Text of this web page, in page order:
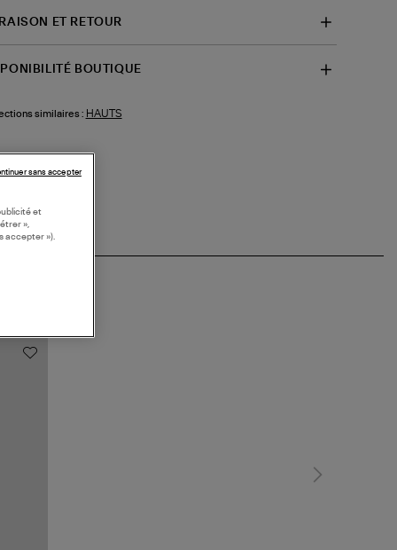
ET RETOUR
BOUTIQUE
similaires : HAUTS
et
»,
accepter »).
sans accepter